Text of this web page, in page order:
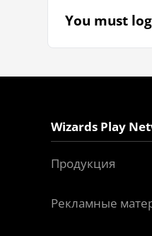
You must
Wizards Play
Продукция
Рекламные